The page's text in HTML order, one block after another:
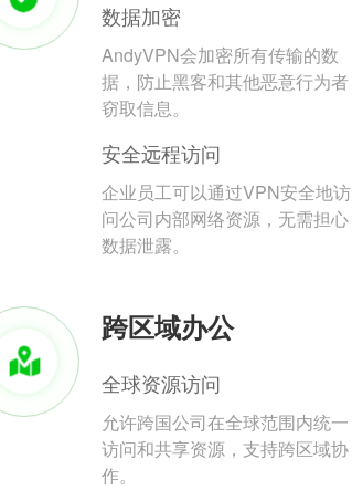
数据加密
AndyVPN会加密所有传输的数
据，防止黑客和其他恶意行为者
窃取信息。
安全远程访问
企业员工可以通过VPN安全地访
问公司内部网络资源，无需担心
数据泄露。
跨区域办公
全球资源访问
允许跨国公司在全球范围内统一
访问和共享资源，支持跨区域协
作。